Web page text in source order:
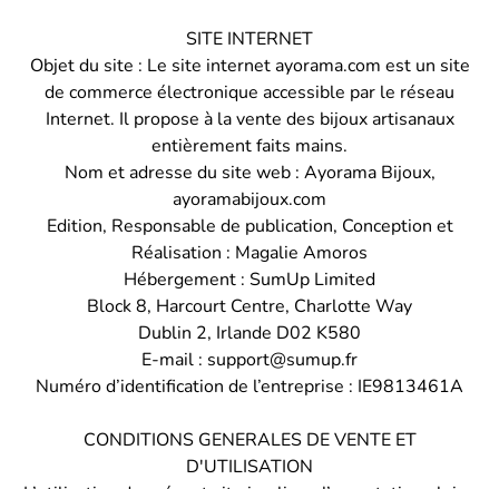
SITE INTERNET
Objet du site : Le site internet ayorama.com est un site
de commerce électronique accessible par le réseau
Internet. Il propose à la vente des bijoux artisanaux
entièrement faits mains.
Nom et adresse du site web : Ayorama Bijoux,
ayoramabijoux.com
Edition, Responsable de publication, Conception et
Réalisation : Magalie Amoros
Hébergement : SumUp Limited
Block 8, Harcourt Centre, Charlotte Way
Dublin 2, Irlande D02 K580
E-mail : support@sumup.fr
Numéro d’identification de l’entreprise : IE9813461A
CONDITIONS GENERALES DE VENTE ET
D'UTILISATION